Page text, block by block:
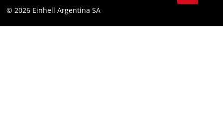
Cumplimiento
Instagram
© 2026 Einhell Argentina SA